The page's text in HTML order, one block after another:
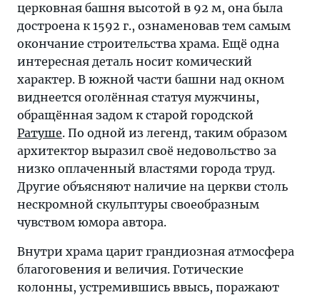
церковная башня высотой в 92 м, она была
достроена к 1592 г., ознаменовав тем самым
окончание строительства храма. Ещё одна
интересная деталь носит комический
характер. В южной части башни над окном
виднеется оголённая статуя мужчины,
обращённая задом к старой городской
Ратуше. По одной из легенд, таким образом
архитектор выразил своё недовольство за
низко оплаченный властями города труд.
Другие объясняют наличие на церкви столь
нескромной скульптуры своеобразным
чувством юмора автора.
Внутри храма царит грандиозная атмосфера
благоговения и величия. Готические
колонны, устремившись ввысь, поражают